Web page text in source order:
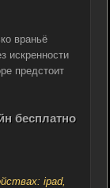
враньё
искренности
предстоит
бесплатно
ipad,